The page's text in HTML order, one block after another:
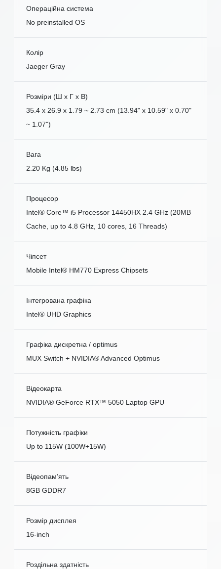
Операційна система
No preinstalled OS
Колір
Jaeger Gray
Розміри (Ш x Г x В)
35.4 x 26.9 x 1.79 ~ 2.73 cm (13.94" x 10.59" x 0.70"
~ 1.07")
Вага
2.20 Kg (4.85 lbs)
Процесор
Intel® Core™ i5 Processor 14450HX 2.4 GHz (20MB
Cache, up to 4.8 GHz, 10 cores, 16 Threads)
Чіпсет
Mobile Intel® HM770 Express Chipsets
Інтегрована графіка
Intel® UHD Graphics
Графіка дискретна / optimus
MUX Switch + NVIDIA® Advanced Optimus
Відеокарта
NVIDIA® GeForce RTX™ 5050 Laptop GPU
Потужність графіки
Up to 115W (100W+15W)
Відеопам’ять
8GB GDDR7
Розмір дисплея
16-inch
Роздільна здатність